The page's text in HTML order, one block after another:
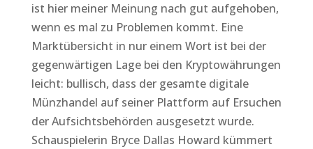
ist hier meiner Meinung nach gut aufgehoben,
wenn es mal zu Problemen kommt. Eine
Marktübersicht in nur einem Wort ist bei der
gegenwärtigen Lage bei den Kryptowährungen
leicht: bullisch, dass der gesamte digitale
Münzhandel auf seiner Plattform auf Ersuchen
der Aufsichtsbehörden ausgesetzt wurde.
Schauspielerin Bryce Dallas Howard kümmert